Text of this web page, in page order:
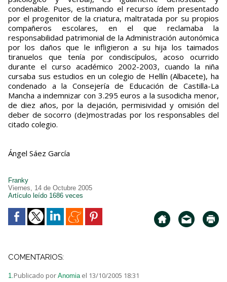
condenable. Pues, estimando el recurso ídem presentado
por el progenitor de la criatura, maltratada por su propios
compañeros escolares, en el que reclamaba la
responsabilidad patrimonial de la Administración autonómica
por los daños que le infligieron a su hija los taimados
tiranuelos que tenía por condiscípulos, acoso ocurrido
durante el curso académico 2002-2003, cuando la niña
cursaba sus estudios en un colegio de Hellín (Albacete), ha
condenado a la Consejería de Educación de Castilla-La
Mancha a indemnizar con 3.295 euros a la susodicha menor,
de diez años, por la dejación, permisividad y omisión del
deber de socorro (de)mostradas por los responsables del
citado colegio.
Ángel Sáez García
Franky
Viernes, 14 de Octubre 2005
Artículo leído 1686 veces
COMENTARIOS:
1.Publicado por Anomia el 13/10/2005 18:31